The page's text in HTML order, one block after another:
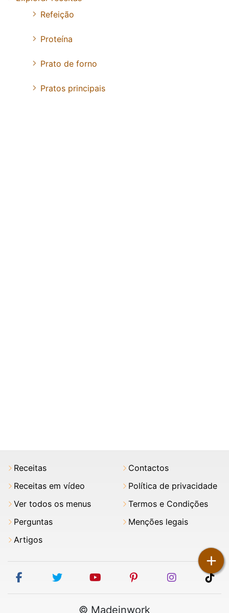
+
Refeição
Proteína
Prato de forno
Pratos principais
Receitas
Receitas em vídeo
Ver todos os menus
Perguntas
Artigos
Contactos
Política de privacidade
Termos e Condições
Menções legais
facebooktwitter youtubepinterestinstagram
© Madeinwork